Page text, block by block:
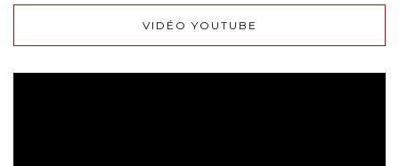
VIDÉO YOUTUBE